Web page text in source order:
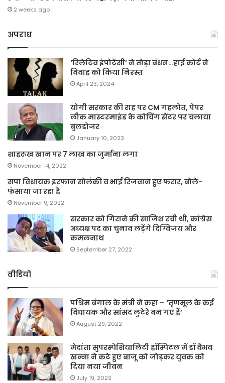
2 weeks ago
अपराध
‘रिलेटिव इंपोटेंसी’ ने तोड़ा बंधन…हाई कोर्ट ने
विवाह को किया निरस्त
April 23, 2024
योगी सरकार की राह पर CM गहलोत, पेपर
लीक मास्टरमाइंड के कोचिंग सेंटर पर चलाया
बुलडोजर
January 10, 2023
शाहरुख खान पर 7 लाख का जुर्माना लगा
November 14, 2022
सपा विधायक इरफान सोलंकी व भाई रिजवान हुए फरार, बोले-
फंसाया जा रहा है
November 9, 2022
सरकार को गिराने की साजिश रची थी, कांग्रेस
अध्यक्ष पद का चुनाव लड़ेंगे दिग्विजय और
कमलनाथ
September 27, 2022
वीडियो
पश्चिम बंगाल के मंत्री ने कहा – ‘तृणमूल के कई
विधायक और सांसद लुटेरे बन गए हैं’
August 29, 2022
मेदांता सुपरस्पेशियालिटी हॉस्पिटल में डॉ वैभव
खन्ना ने कटे हुए बाजू को जोड़कर युवक को
दिया नया जीवन
July 19, 2022